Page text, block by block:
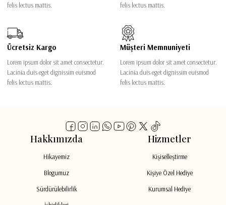
felis lectus mattis.
felis lectus mattis.
Ücretsiz Kargo
Lorem ipsum dolor sit amet consectetur.
Lacinia duis eget dignissim euismod
felis lectus mattis.
Müşteri Memnuniyeti
Lorem ipsum dolor sit amet consectetur.
Lacinia duis eget dignissim euismod
felis lectus mattis.
Hakkımızda
Hikayemiz
Blogumuz
Sürdürülebilirlik
Hizmetler
Kişiselleştirme
Kişiye Özel Hediye
Kurumsal Hediye